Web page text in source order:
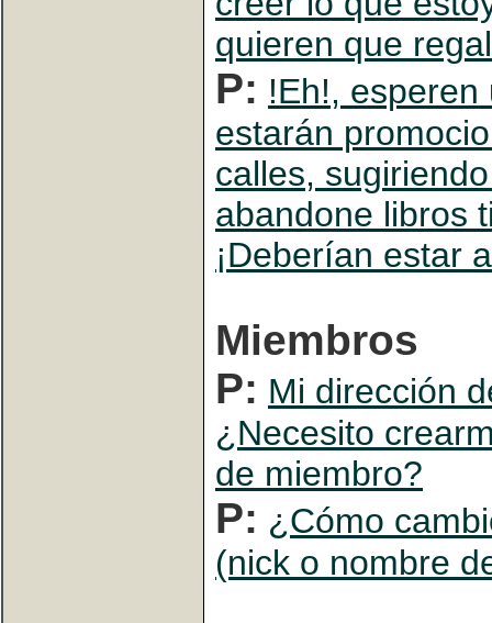
quieren que
P: !Eh!,
estarán
calles,
abandone libros
¡Deberían estar
Miembros
P: Mi dirección
¿Necesito
de miembro?
P: ¿Cómo
(nick o nombre